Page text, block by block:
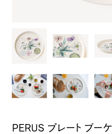
PERUS プレート ブーケ